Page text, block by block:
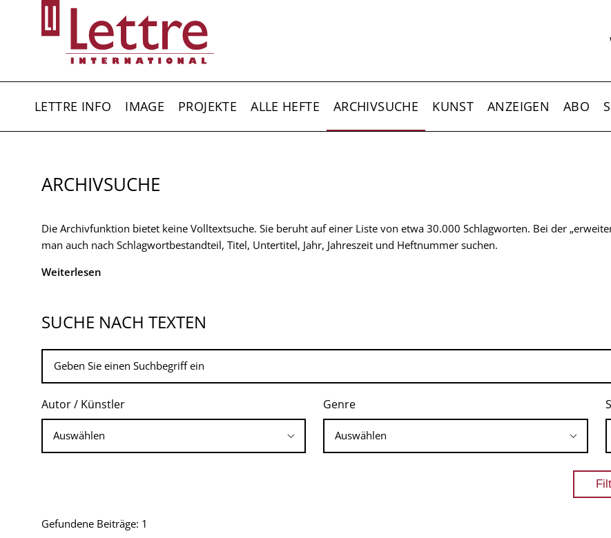
LETTRE INFO IMAGE PROJEKTE ALLE HEFTE ARCHIVSUCHE KUNST ANZEIGEN ABO
ARCHIVSUCHE
Die Archivfunktion bietet keine Volltextsuche. Sie beruht auf einer Liste von etwa 30.000 Schlagworten. Bei der
man auch nach Schlagwortbestandteil, Titel, Untertitel, Jahr, Jahreszeit und Heftnummer suchen.
Weiterlesen
SUCHE NACH TEXTEN
Autor / Künstler Genre
Gefundene Beiträge: 1